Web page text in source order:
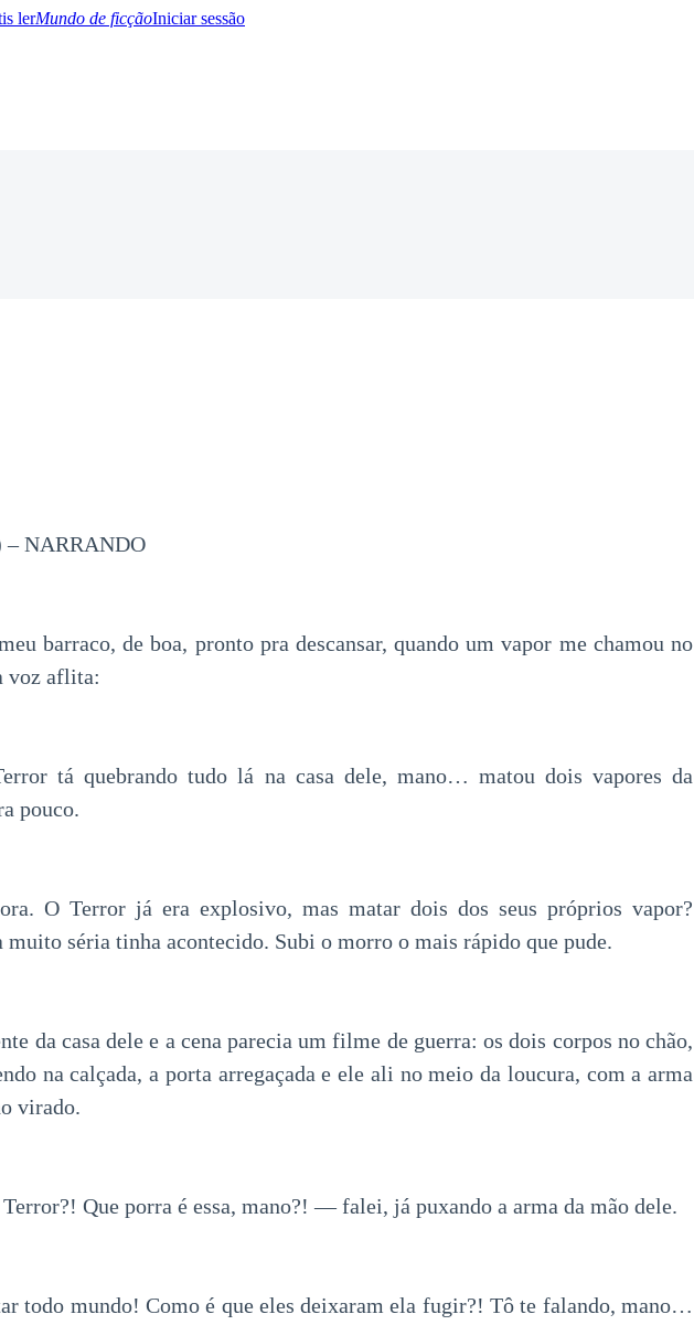
Mundo de ficçãoIniciar sessão
NARRANDO
barraco, de boa, pronto pra descansar, quando um vapor me chamou no
voz aflita:
tá quebrando tudo lá na casa dele, mano… matou dois vapores da
pouco.
O Terror já era explosivo, mas matar dois dos seus próprios vapor?
muito séria tinha acontecido. Subi o morro o mais rápido que pude.
da casa dele e a cena parecia um filme de guerra: os dois corpos no chão,
na calçada, a porta arregaçada e ele ali no meio da loucura, com a arma
virado.
Que porra é essa, mano?! — falei, já puxando a arma da mão dele.
todo mundo! Como é que eles deixaram ela fugir?! Tô te falando, mano…